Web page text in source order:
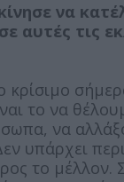
να
αυτές τις
κρίσιμο
το να
να
υπάρχει
το μέλλον.